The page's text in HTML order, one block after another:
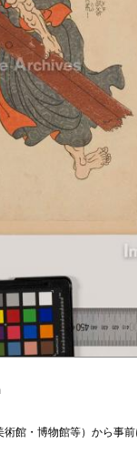
館・博物館等）から事